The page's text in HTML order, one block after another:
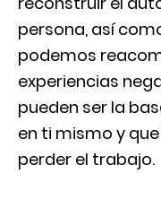
persona, así
podemos
experiencias
pueden ser la
en ti mismo y
perder el trabajo.